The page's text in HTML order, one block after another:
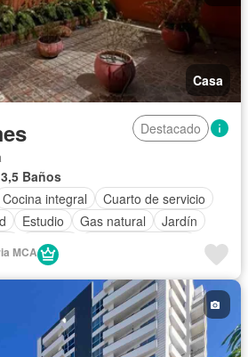
Casa
Destacado
3,5 Baños
Cocina integral
Cuarto de servicio
Estudio Gas natural
Jardín
Terraza
MCA